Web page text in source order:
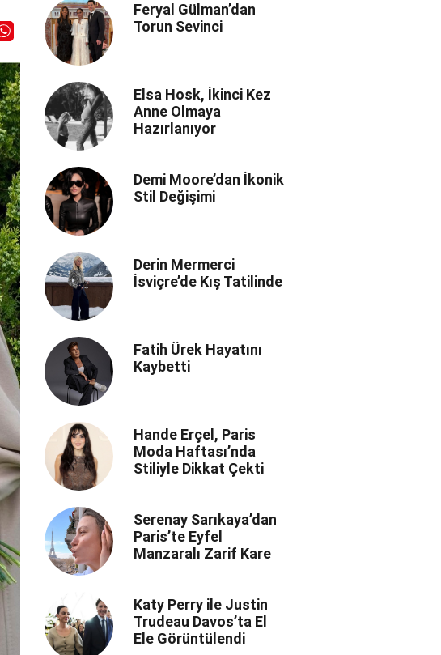
Feryal Gülman’dan
Torun Sevinci
Elsa Hosk, İkinci Kez
Anne Olmaya
Hazırlanıyor
Demi Moore’dan İkonik
Stil Değişimi
Derin Mermerci
İsviçre’de Kış Tatilinde
Fatih Ürek Hayatını
Kaybetti
Hande Erçel, Paris
Moda Haftası’nda
Stiliyle Dikkat Çekti
Serenay Sarıkaya’dan
Paris’te Eyfel
Manzaralı Zarif Kare
Katy Perry ile Justin
Trudeau Davos’ta El
Ele Görüntülendi